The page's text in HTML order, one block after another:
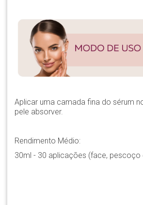
Aplicar uma camada fina do sérum
pele absorver.
Rendimento Médio:
30ml - 30 aplicações (face, pescoço